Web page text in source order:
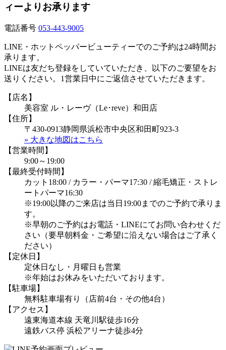
ィーよりお承ります
電話番号 053-443-9005
LINE・ホットペッパービューティーでのご予約は24時間お
承ります。
LINEは友だち登録をしていていただき、以下のご要望をお
送りください。1営業日中にご返信させていただきます。
【店名】
美容室 ル・レーヴ（Le･reve）和田店
【住所】
〒430-0913静岡県浜松市中央区和田町923-3
» 大きな地図はこちら
【営業時間】
9:00～19:00
【最終受付時間】
カット18:00 / カラー・パーマ17:30 / 縮毛矯正・ストレ
ートパーマ16:30
※19:00以降のご来店は当日19:00までのご予約で承りま
す。
※早朝のご予約はお電話・LINEにてお問い合わせくだ
さい（要早朝料金・ご希望に沿えない場合はご了承く
ださい）
【定休日】
定休日なし・月曜日も営業
※年始はお休みをいただいております。
【駐車場】
無料駐車場有り（店前4台・その他4台）
【アクセス】
遠東海道本線 天竜川駅徒歩16分
遠鉄バス停 浜松アリーナ徒歩4分